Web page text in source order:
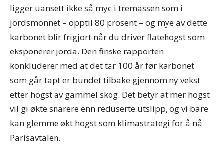
ligger uansett ikke så mye i tremassen som i
jordsmonnet – opptil 80 prosent – og mye av dette
karbonet blir frigjort når du driver flatehogst som
eksponerer jorda. Den finske rapporten
konkluderer med at det tar 100 år før karbonet
som går tapt er bundet tilbake gjennom ny vekst
etter hogst av gammel skog. Det betyr at mer hogst
vil gi økte snarere enn reduserte utslipp, og vi bare
kan glemme økt hogst som klimastrategi for å nå
Parisavtalen.